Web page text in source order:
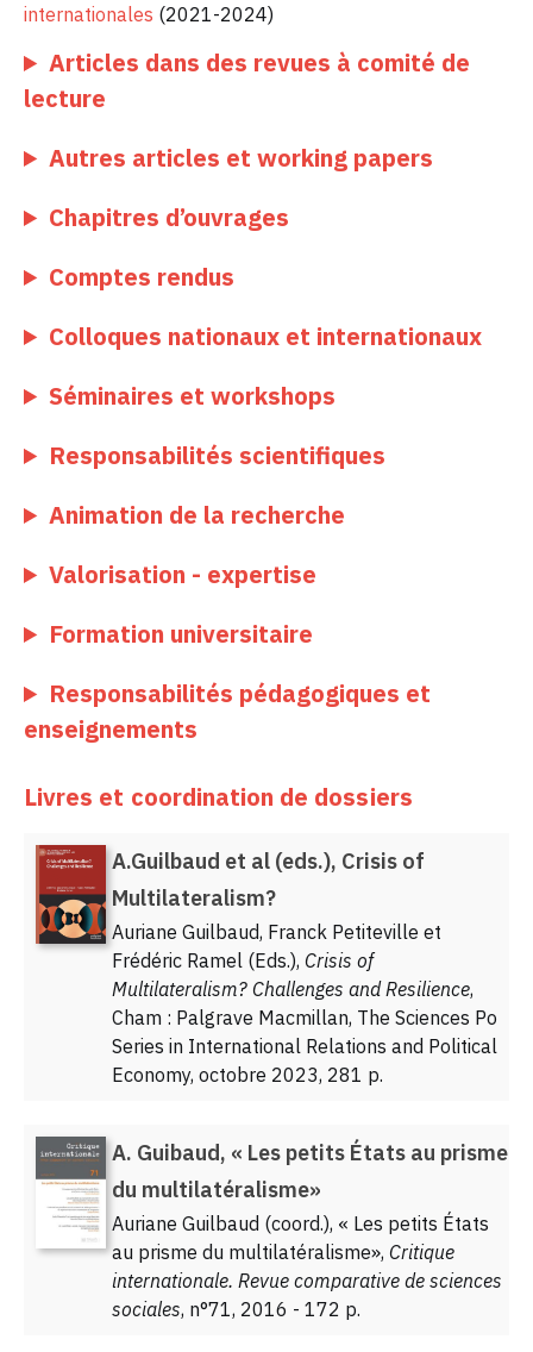
internationales (2021-2024)
Articles dans des revues à comité de
lecture
Autres articles et working papers
Chapitres d’ouvrages
Comptes rendus
Colloques nationaux et internationaux
Séminaires et workshops
Responsabilités scientifiques
Animation de la recherche
Valorisation - expertise
Formation universitaire
Responsabilités pédagogiques et
enseignements
Livres et coordination de dossiers
A.Guilbaud et al (eds.), Crisis of
Multilateralism?
Auriane Guilbaud, Franck Petiteville et
Frédéric Ramel (Eds.), Crisis of
Multilateralism? Challenges and Resilience,
Cham : Palgrave Macmillan, The Sciences Po
Series in International Relations and Political
Economy, octobre 2023, 281 p.
A. Guibaud, « Les petits États au prisme
du multilatéralisme»
Auriane Guilbaud (coord.), « Les petits États
au prisme du multilatéralisme», Critique
internationale. Revue comparative de sciences
sociales, n°71, 2016 - 172 p.